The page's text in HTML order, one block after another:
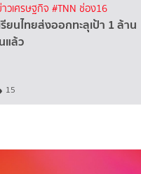
วเศรษฐกิจ #TNN ช่อง16
รียนไทยส่งออกทะลุเป้า 1 ล้าน
แล้ว
15